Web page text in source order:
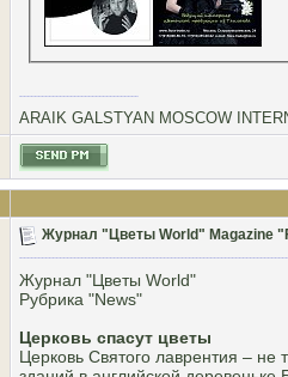
ARAIK GALSTYAN MOSCOW
Журнал "Цветы World" Magazine
Журнал "Цветы World"
Рубрика "News"
Церковь спасут цветы
Церковь Святого лаврентия – не